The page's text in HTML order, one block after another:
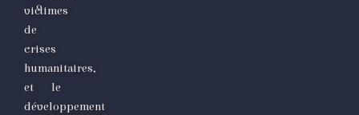
victimes
de
crises
humanitaires,
et le
développement